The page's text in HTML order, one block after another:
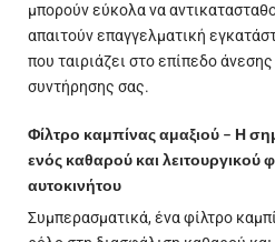
μπορούν εύκολα να
απαιτούν επαγγελματική
που ταιριάζει στο επίπεδο
συντήρησης σας.
Φίλτρο καμπίνας αμαξιού – Η
ενός καθαρού και λειτουργικού
αυτοκινήτου
Συμπερασματικά, ένα φίλτρο